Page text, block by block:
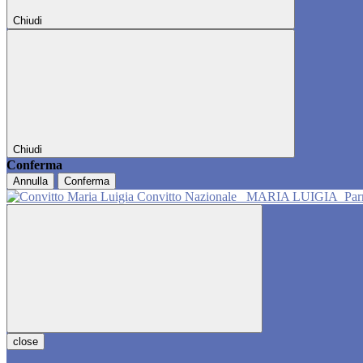
Chiudi
Chiudi
Conferma
Annulla Conferma
Convitto Nazionale MARIA LUIGIA
close